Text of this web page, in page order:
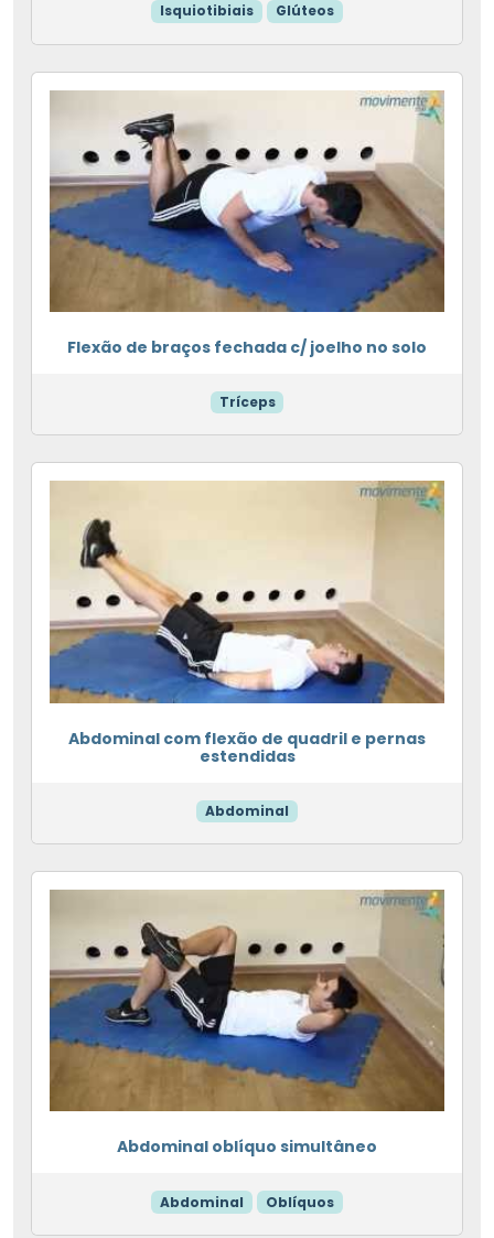
Isquiotibiais Glúteos
Flexão de braços fechada c/ joelho no solo
Tríceps
Abdominal com flexão de quadril e pernas
estendidas
Abdominal
Abdominal oblíquo simultâneo
Abdominal Oblíquos